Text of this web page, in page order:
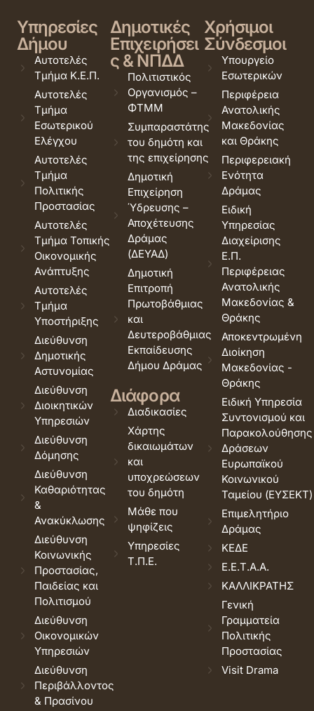
Υπηρεσίες
Δήμου
Αυτοτελές
Τμήμα Κ.Ε.Π.
Αυτοτελές
Τμήμα
Εσωτερικού
Ελέγχου
Αυτοτελές
Τμήμα
Πολιτικής
Προστασίας
Αυτοτελές
Τμήμα Τοπικής
Οικονομικής
Ανάπτυξης
Αυτοτελές
Τμήμα
Υποστήριξης
Διεύθυνση
Δημοτικής
Αστυνομίας
Διεύθυνση
Διοικητικών
Υπηρεσιών
Διεύθυνση
Δόμησης
Διεύθυνση
Καθαριότητας
&
Ανακύκλωσης
Διεύθυνση
Κοινωνικής
Προστασίας,
Παιδείας και
Πολιτισμού
Διεύθυνση
Οικονομικών
Υπηρεσιών
Διεύθυνση
Περιβάλλοντος
& Πρασίνου
Δημοτικές
Επιχειρήσει
ς & ΝΠΔΔ
Πολιτιστικός
Οργανισμός –
ΦΤΜΜ
Συμπαραστάτης
του δημότη και
της επιχείρησης
Δημοτική
Επιχείρηση
Ύδρευσης –
Αποχέτευσης
Δράμας
(ΔΕΥΑΔ)
Δημοτική
Επιτροπή
Πρωτοβάθμιας
και
Δευτεροβάθμιας
Εκπαίδευσης
Δήμου Δράμας
Διάφορα
Διαδικασίες
Χάρτης
δικαιωμάτων
και
υποχρεώσεων
του δημότη
Μάθε που
ψηφίζεις
Υπηρεσίες
Τ.Π.Ε.
Χρήσιμοι
Σύνδεσμοι
Υπουργείο
Εσωτερικών
Περιφέρεια
Ανατολικής
Μακεδονίας
και Θράκης
Περιφερειακή
Ενότητα
Δράμας
Ειδική
Υπηρεσίας
Διαχείρισης
Ε.Π.
Περιφέρειας
Ανατολικής
Μακεδονίας &
Θράκης
Αποκεντρωμένη
Διοίκηση
Μακεδονίας -
Θράκης
Ειδική Υπηρεσία
Συντονισμού και
Παρακολούθησης
Δράσεων
Ευρωπαϊκού
Κοινωνικού
Ταμείου (ΕΥΣΕΚΤ)
Επιμελητήριο
Δράμας
ΚΕΔΕ
Ε.Ε.Τ.Α.Α.
ΚΑΛΛΙΚΡΑΤΗΣ
Γενική
Γραμματεία
Πολιτικής
Προστασίας
Visit Drama